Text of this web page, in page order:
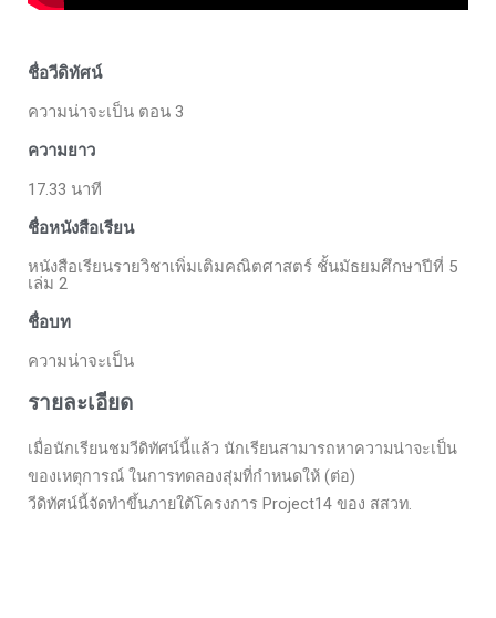
ชื่อวีดิทัศน์
ความน่าจะเป็น ตอน 3
ความยาว
17.33 นาที
ชื่อหนังสือเรียน
หนังสือเรียนรายวิชาเพิ่มเติมคณิตศาสตร์ ชั้นมัธยมศึกษาปีที่ 5
เล่ม 2
ชื่อบท
ความน่าจะเป็น
รายละเอียด
เมื่อนักเรียนชมวีดิทัศน์นี้แล้ว นักเรียนสามารถหาความน่าจะเป็น
ของเหตุการณ์ ในการทดลองสุ่มที่กำหนดให้ (ต่อ)
วีดิทัศน์นี้จัดทำขึ้นภายใต้โครงการ Project14 ของ สสวท.